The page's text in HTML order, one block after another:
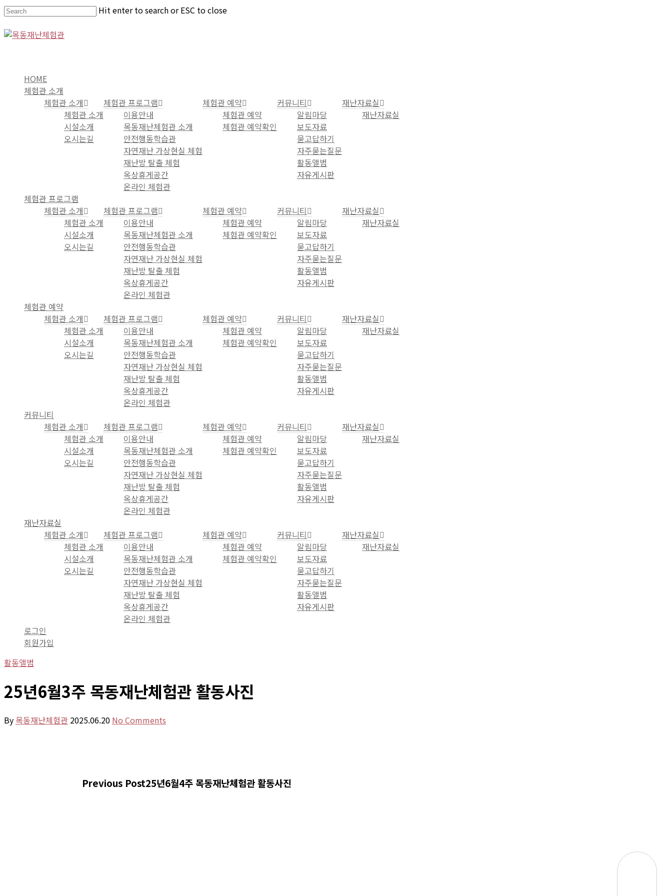
Hit enter to search or ESC to close
HOME
체험관 소개
체험관 소개
체험관 소개
시설소개
오시는길
체험관 프로그램
이용안내
목동재난체험관 소개
안전행동학습관
자연재난 가상현실 체험
재난방 탈출 체험
옥상휴게공간
온라인 체험관
체험관 예약
체험관 예약
체험관 예약확인
커뮤니티
알림마당
보도자료
묻고답하기
자주묻는질문
활동앨범
자유게시판
재난자료실
재난자료실
체험관 프로그램
체험관 소개
체험관 소개
시설소개
오시는길
체험관 프로그램
이용안내
목동재난체험관 소개
안전행동학습관
자연재난 가상현실 체험
재난방 탈출 체험
옥상휴게공간
온라인 체험관
체험관 예약
체험관 예약
체험관 예약확인
커뮤니티
알림마당
보도자료
묻고답하기
자주묻는질문
활동앨범
자유게시판
재난자료실
재난자료실
체험관 예약
체험관 소개
체험관 소개
시설소개
오시는길
체험관 프로그램
이용안내
목동재난체험관 소개
안전행동학습관
자연재난 가상현실 체험
재난방 탈출 체험
옥상휴게공간
온라인 체험관
체험관 예약
체험관 예약
체험관 예약확인
커뮤니티
알림마당
보도자료
묻고답하기
자주묻는질문
활동앨범
자유게시판
재난자료실
재난자료실
커뮤니티
체험관 소개
체험관 소개
시설소개
오시는길
체험관 프로그램
이용안내
목동재난체험관 소개
안전행동학습관
자연재난 가상현실 체험
재난방 탈출 체험
옥상휴게공간
온라인 체험관
체험관 예약
체험관 예약
체험관 예약확인
커뮤니티
알림마당
보도자료
묻고답하기
자주묻는질문
활동앨범
자유게시판
재난자료실
재난자료실
재난자료실
체험관 소개
체험관 소개
시설소개
오시는길
체험관 프로그램
이용안내
목동재난체험관 소개
안전행동학습관
자연재난 가상현실 체험
재난방 탈출 체험
옥상휴게공간
온라인 체험관
체험관 예약
체험관 예약
체험관 예약확인
커뮤니티
알림마당
보도자료
묻고답하기
자주묻는질문
활동앨범
자유게시판
재난자료실
재난자료실
로그인
회원가입
활동앨범
25년6월3주 목동재난체험관 활동사진
By 목동재난체험관 2025.06.20 No Comments
Previous Post25년6월4주 목동재난체험관 활동사진